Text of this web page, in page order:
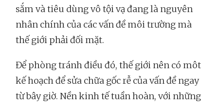
sắm và tiêu dùng vô tội vạ đang là nguyên
nhân chính của các vấn đề môi trường mà
thế giới phải đối mặt.
Để phòng tránh điều đó, thế giới nên có môt
kế hoạch để sửa chữa gốc rễ của vấn đề ngay
từ bây giờ. Nền kinh tế tuần hoàn, với những